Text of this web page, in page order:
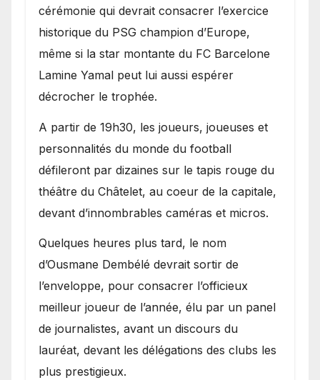
cérémonie qui devrait consacrer l’exercice
historique du PSG champion d’Europe,
même si la star montante du FC Barcelone
Lamine Yamal peut lui aussi espérer
décrocher le trophée.
A partir de 19h30, les joueurs, joueuses et
personnalités du monde du football
défileront par dizaines sur le tapis rouge du
théâtre du Châtelet, au coeur de la capitale,
devant d’innombrables caméras et micros.
Quelques heures plus tard, le nom
d’Ousmane Dembélé devrait sortir de
l’enveloppe, pour consacrer l’officieux
meilleur joueur de l’année, élu par un panel
de journalistes, avant un discours du
lauréat, devant les délégations des clubs les
plus prestigieux.